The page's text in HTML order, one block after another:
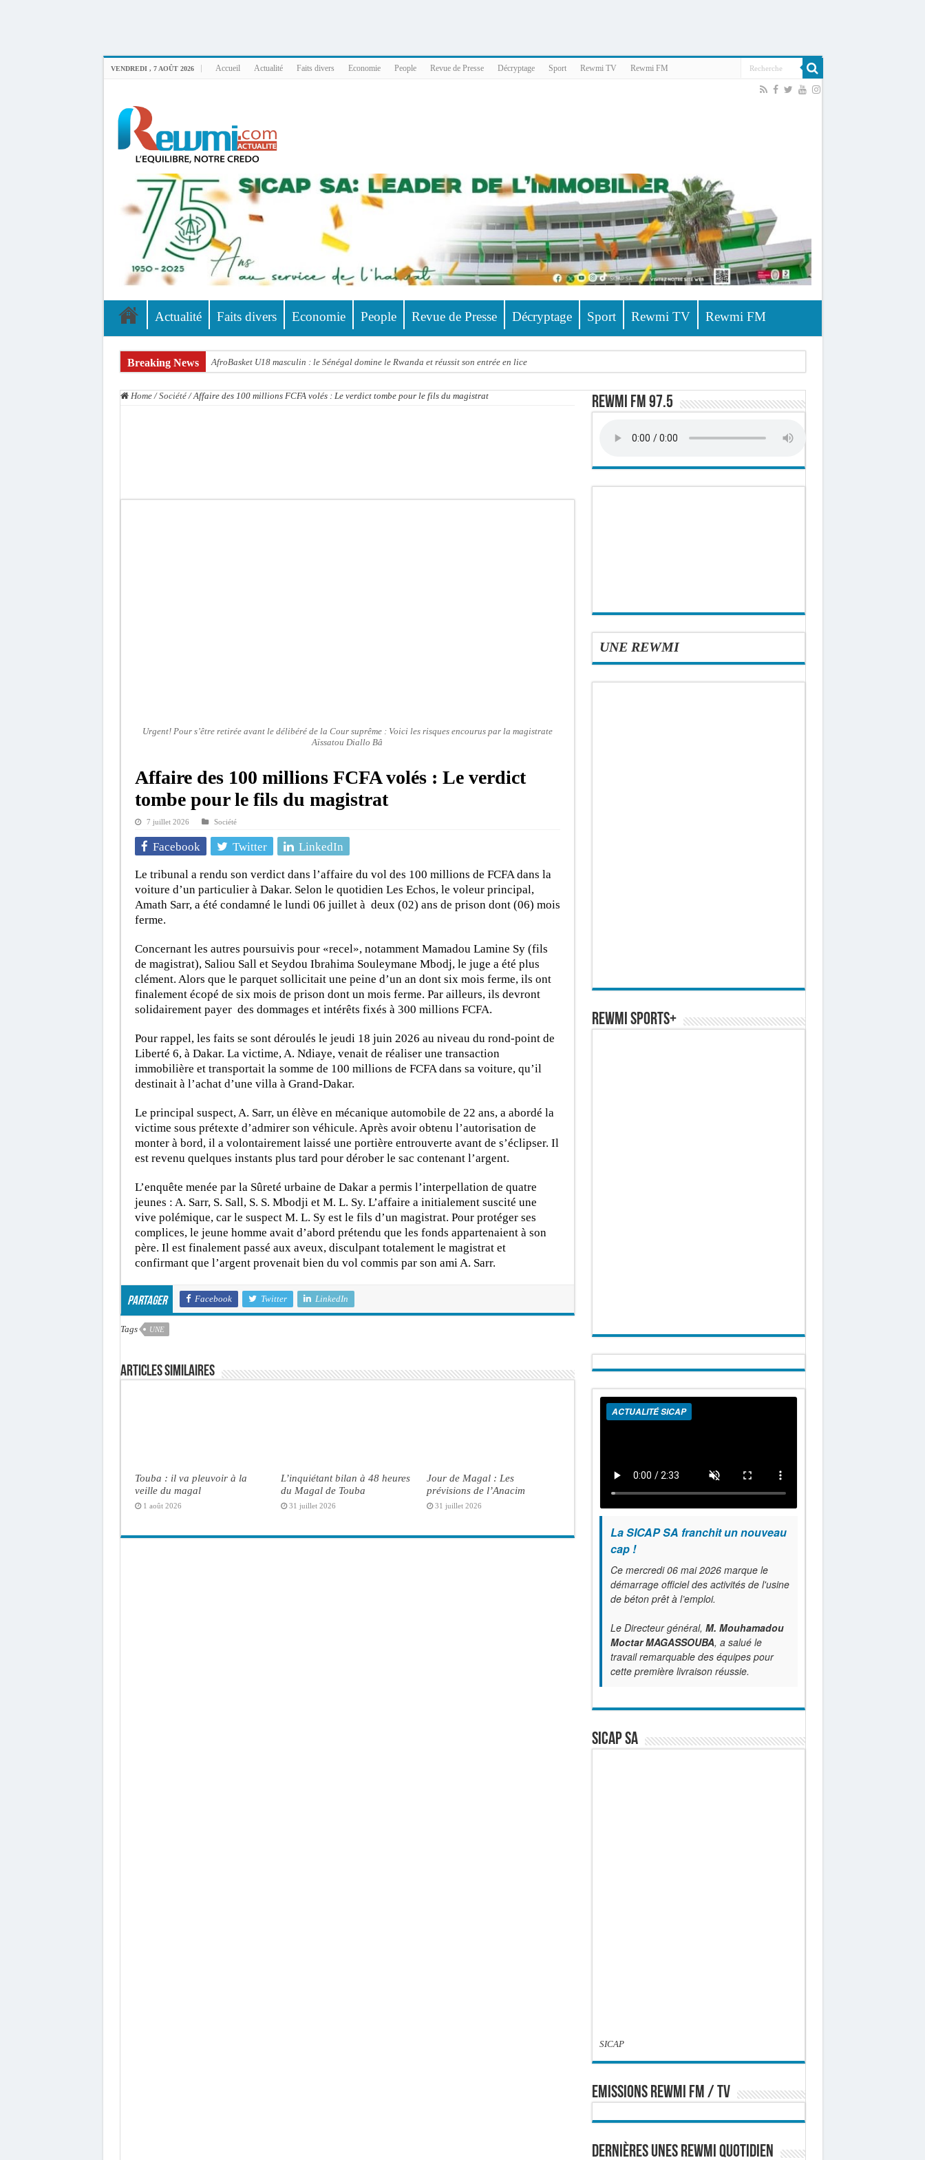
VENDREDI , 7 AOÛT 2026 Accueil Actualité Faits divers Economie People Revue de Presse Décryptage Sport Rewmi TV Rewmi FM
Actualité Faits divers Economie People Revue de Presse Décryptage Sport Rewmi TV Rewmi FM
Breaking News AfroBasket U18 masculin : le Sénégal domine le Rwanda et réussit son entrée en lice
Assemblée nationale : une session extraordinaire convoquée sur les exonérations fiscales et les licences de pêche
Home / Société / Affaire des 100 millions FCFA volés : Le verdict tombe pour le fils du magistrat
Urgent! Pour s’être retirée avant le délibéré de la Cour suprême : Voici les risques encourus par la magistrate
Aïssatou Diallo Bâ
Affaire des 100 millions FCFA volés : Le verdict
tombe pour le fils du magistrat
7 juillet 2026 Société
Facebook Twitter LinkedIn
Le tribunal a rendu son verdict dans l’affaire du vol des 100 millions de FCFA dans la
voiture d’un particulier à Dakar. Selon le quotidien Les Echos, le voleur principal,
Amath Sarr, a été condamné le lundi 06 juillet à deux (02) ans de prison dont (06) mois
ferme.
Concernant les autres poursuivis pour «recel», notamment Mamadou Lamine Sy (fils
de magistrat), Saliou Sall et Seydou Ibrahima Souleymane Mbodj, le juge a été plus
clément. Alors que le parquet sollicitait une peine d’un an dont six mois ferme, ils ont
finalement écopé de six mois de prison dont un mois ferme. Par ailleurs, ils devront
solidairement payer des dommages et intérêts fixés à 300 millions FCFA.
Pour rappel, les faits se sont déroulés le jeudi 18 juin 2026 au niveau du rond-point de
Liberté 6, à Dakar. La victime, A. Ndiaye, venait de réaliser une transaction
immobilière et transportait la somme de 100 millions de FCFA dans sa voiture, qu’il
destinait à l’achat d’une villa à Grand-Dakar.
Le principal suspect, A. Sarr, un élève en mécanique automobile de 22 ans, a abordé la
victime sous prétexte d’admirer son véhicule. Après avoir obtenu l’autorisation de
monter à bord, il a volontairement laissé une portière entrouverte avant de s’éclipser. Il
est revenu quelques instants plus tard pour dérober le sac contenant l’argent.
L’enquête menée par la Sûreté urbaine de Dakar a permis l’interpellation de quatre
jeunes : A. Sarr, S. Sall, S. S. Mbodji et M. L. Sy. L’affaire a initialement suscité une
vive polémique, car le suspect M. L. Sy est le fils d’un magistrat. Pour protéger ses
complices, le jeune homme avait d’abord prétendu que les fonds appartenaient à son
père. Il est finalement passé aux aveux, disculpant totalement le magistrat et
confirmant que l’argent provenait bien du vol commis par son ami A. Sarr.
Partager Facebook Twitter LinkedIn
Tags UNE
Articles similaires
Touba : il va pleuvoir à la
veille du magal
1 août 2026
L’inquiétant bilan à 48 heures
du Magal de Touba
31 juillet 2026
Jour de Magal : Les
prévisions de l’Anacim
31 juillet 2026
Rewmi FM 97.5
UNE REWMI
REWMI SPORTS+
ACTUALITÉ SICAP
La SICAP SA franchit un nouveau
cap !
Ce mercredi 06 mai 2026 marque le
démarrage officiel des activités de l'usine
de béton prêt à l’emploi.
Le Directeur général, M. Mouhamadou
Moctar MAGASSOUBA, a salué le
travail remarquable des équipes pour
cette première livraison réussie.
SICAP SA
SICAP
EMISSIONS REWMI FM / TV
Dernières Unes Rewmi Quotidien